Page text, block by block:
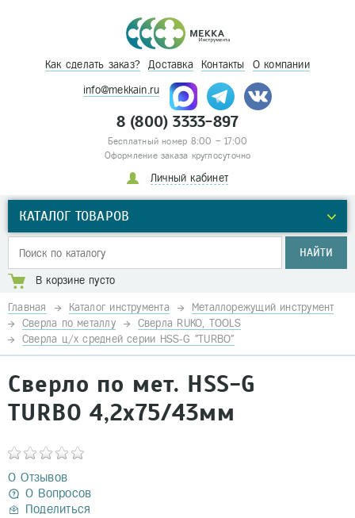
Как сделать заказ? Доставка Контакты О компании
info@mekkain.ru
8 (800) 3333-897
Бесплатный номер 8:00 – 17:00
Оформление заказа круглосуточно
Личный кабинет
КАТАЛОГ ТОВАРОВ
НАЙТИ
В корзине пусто
Главная Каталог инструмента
Металлорежущий инструмент
Сверла по металлу
Сверла RUKO, TOOLS
Сверла ц/х средней серии HSS-G "TURBO"
Сверло по мет. HSS-G
TURBO 4,2х75/43мм
0 Отзывов
0 Вопросов
Поделиться